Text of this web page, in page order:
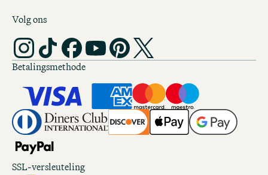
Volg ons
Betalingsmethode
SSL-versleuteling